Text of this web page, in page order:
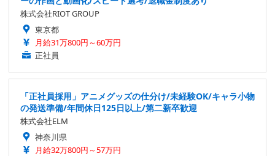
株式会社RIOT GROUP
東京都
月給31万800円～60万円
正社員
「正社員採用」アニメグッズの仕分け/未経験OK/キャラ小物
の発送準備/年間休日125日以上/第二新卒歓迎
株式会社ELM
神奈川県
月給32万800円～57万円